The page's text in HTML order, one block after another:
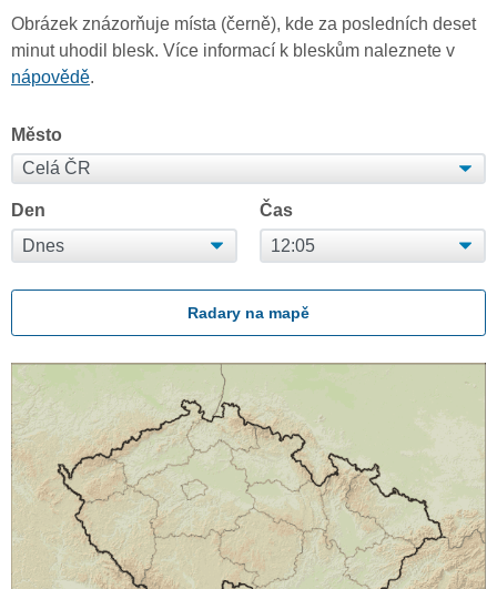
Obrázek znázorňuje místa (černě), kde za posledních deset
minut uhodil blesk. Více informací k bleskům naleznete v
nápovědě.
Město
Den Čas
Radary na mapě